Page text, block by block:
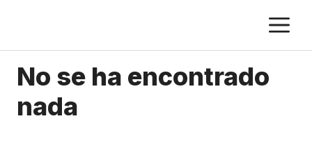
contenido
No se ha encontrado
nada